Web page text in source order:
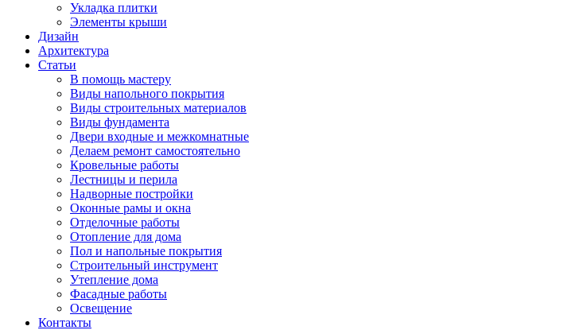
Укладка плитки
Элементы крыши
Дизайн
Архитектура
Статьи
В помощь мастеру
Виды напольного покрытия
Виды строительных материалов
Виды фундамента
Двери входные и межкомнатные
Делаем ремонт самостоятельно
Кровельные работы
Лестницы и перила
Надворные постройки
Оконные рамы и окна
Отделочные работы
Отопление для дома
Пол и напольные покрытия
Строительный инструмент
Утепление дома
Фасадные работы
Освещение
Контакты